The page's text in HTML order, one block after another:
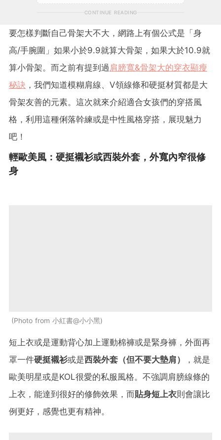
CONTINUE READING
要怎樣判斷自己骨架大不大，網路上有個公式是「身
高/手腕圍」如果小於9.9就算大骨架，如果大於10.9就
算小骨架。而之前有提到過 肩膀寬&骨架大的穿衣顯瘦
秘訣 ，我們知道模糊肩線、V領線條和硬挺材質都是大
骨架友善的元素。這次就來介紹適合女孩們的穿搭風
格，利用這種俐落幹練或是中性風格穿搭，展現魅力
吧！
輕歐美風： 硬挺襯衫或西裝外套， 外寬內窄很修
身
Photo from 小紅書@小小黑
短上衣或是運動背心加上運動棉褲或是緊身褲，外面再
罩一件硬挺襯衫或是西裝外套（但不要大墊肩）
，就是
歐美明星或是KOL很愛的私服風格。不強調肩膀線條的
上衣，能達到很好的修飾效果，而貼身短上衣則會讓比
例更好，感覺也更有精神。